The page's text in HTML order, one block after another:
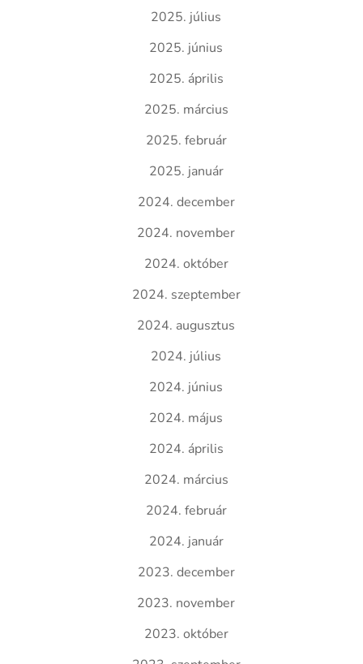
2025. július
2025. június
2025. április
2025. március
2025. február
2025. január
2024. december
2024. november
2024. október
2024. szeptember
2024. augusztus
2024. július
2024. június
2024. május
2024. április
2024. március
2024. február
2024. január
2023. december
2023. november
2023. október